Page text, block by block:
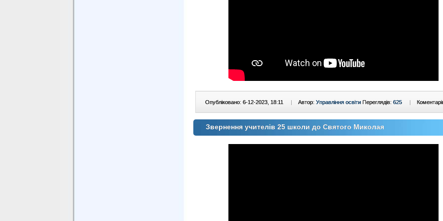
Опубліковано: 6-12-2023, 18:11 | Автор: Управління освіти Переглядів: 625 |
Звернення учителів 25 школи до Святого Миколая